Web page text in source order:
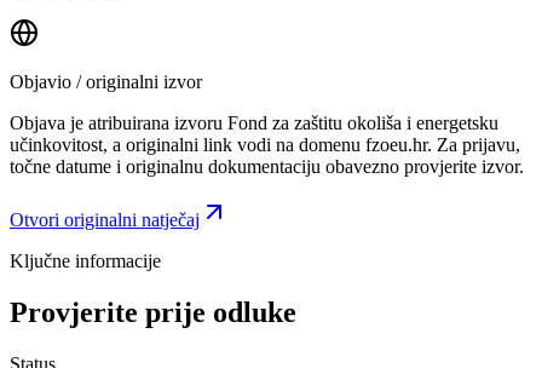
Objavio / originalni izvor
Objava je atribuirana izvoru Fond za zaštitu okoliša i energetsku
učinkovitost, a originalni link vodi na domenu fzoeu.hr. Za prijavu,
točne datume i originalnu dokumentaciju obavezno provjerite izvor.
Otvori originalni natječaj
Ključne informacije
Provjerite prije odluke
Status